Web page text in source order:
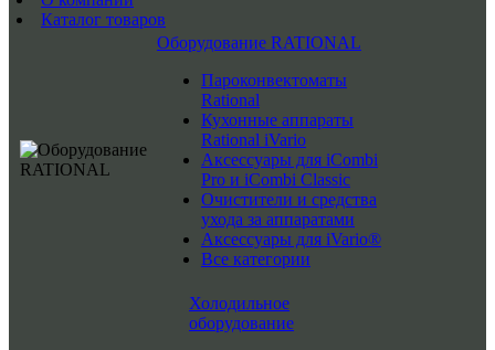
Каталог товаров
Оборудование RATIONAL
Пароконвектоматы
Rational
Кухонные аппараты
Rational iVario
Аксессуары для iCombi
Pro и iCombi Classic
Очистители и средства
ухода за аппаратами
Аксессуары для iVario®
Все категории
Холодильное
оборудование